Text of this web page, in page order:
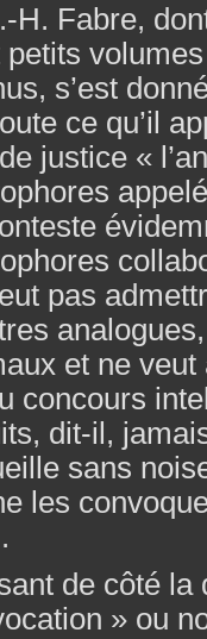
H. Fabre,
petits
s’est
ce qu’il
justice «
pas
et ne veut
concours
dit-il,
sans
les
de côté la
» ou